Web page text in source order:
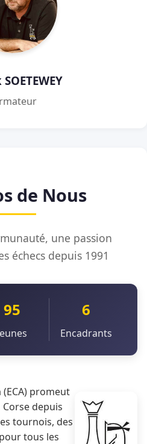
de Nous
une passion
échecs depuis 1991
95 6
Encadrants
(ECA) promeut
Corse depuis
tournois, des
tous les